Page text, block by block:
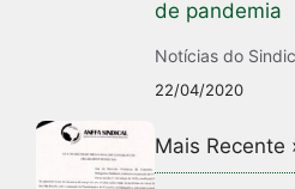
de pandemia
Notícias do
22/04/2020
Mais Recente